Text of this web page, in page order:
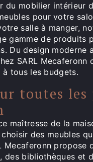
du mobilier intérieur
pour votre
salle à manger,
gamme de produits
Du design moderne
SARL Mecaferonn
tous les budgets.
toutes les
maîtresse de la
des meubles
Mecaferonn propose
des bibliothèques et